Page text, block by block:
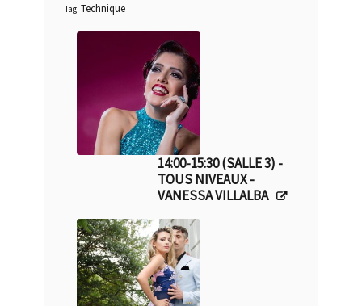
Tag: Technique
14:00-15:30 (SALLE 3) -
TOUS NIVEAUX -
VANESSA VILLALBA